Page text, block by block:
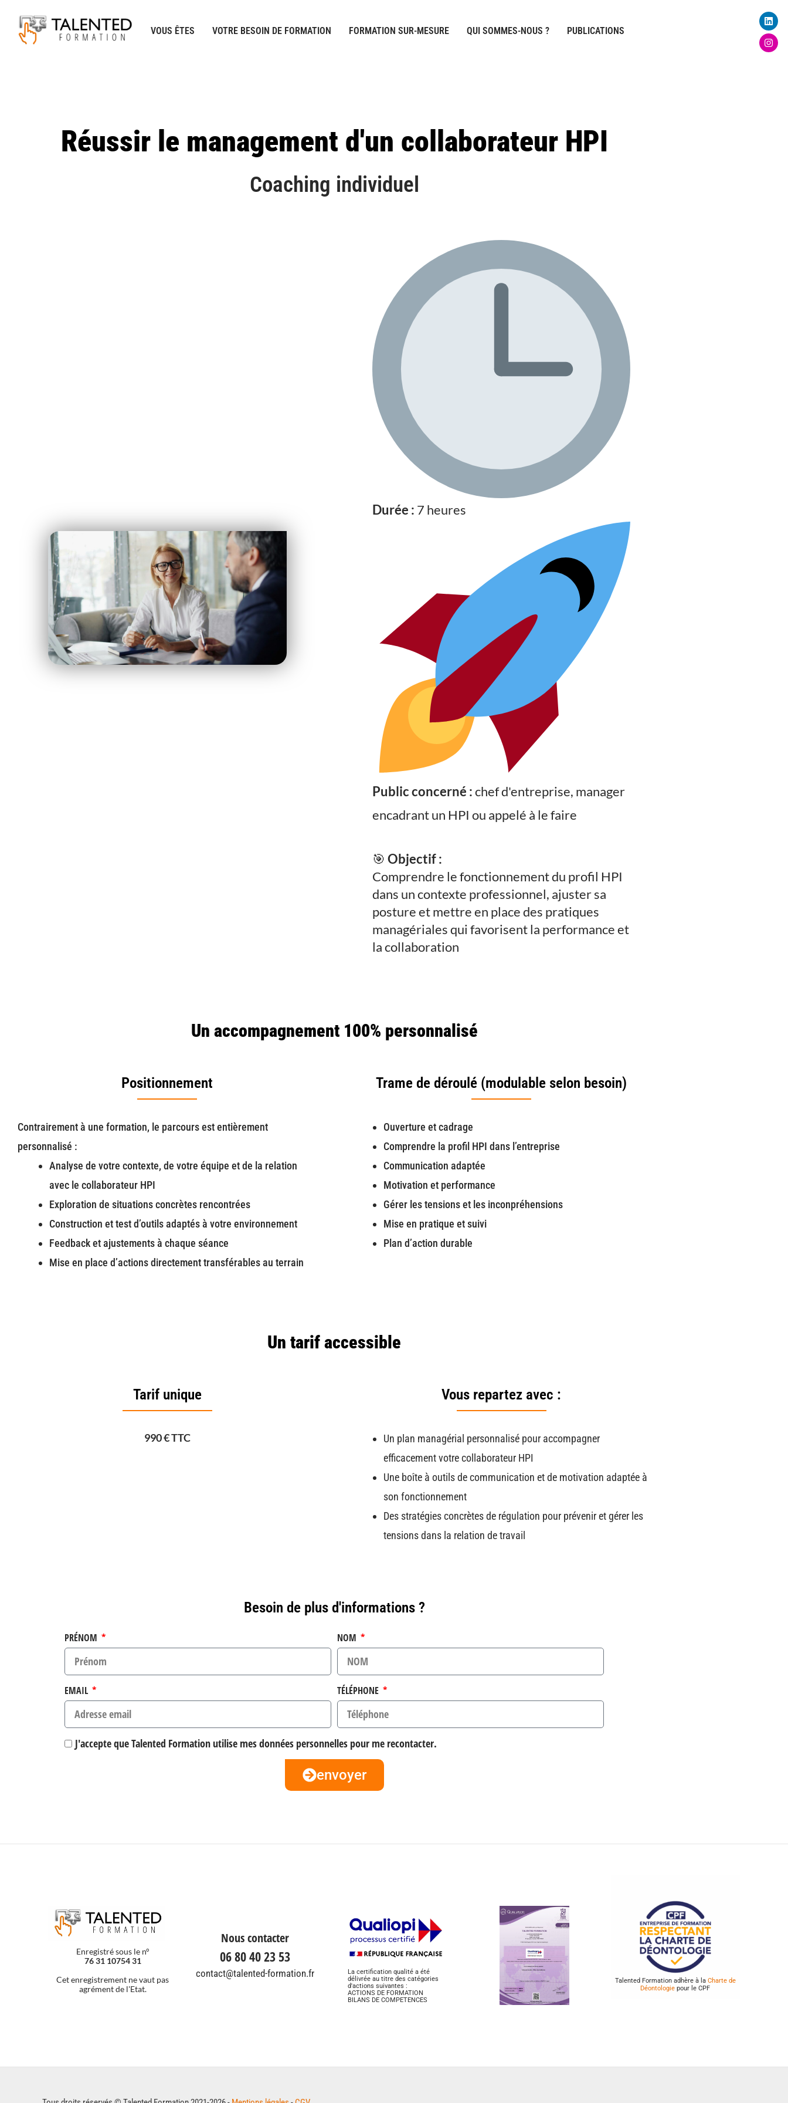
contenu
VOUS ÊTES VOTRE BESOIN DE FORMATION FORMATION SUR-MESURE QUI SOMMES-NOUS ? PUBLICATIONS
Réussir le management d'un collaborateur HPI
Coaching individuel
Durée : 7 heures
Public concerné :chef d'entreprise, manager
encadrant un HPI ou appelé à le faire
🎯 Objectif :
Comprendre le fonctionnement du profil HPI
dans un contexte professionnel, ajuster sa
posture et mettre en place des pratiques
managériales qui favorisent la performance et
la collaboration
Un accompagnement 100% personnalisé
Positionnement
Contrairement à une formation, le parcours est entièrement
personnalisé :
Analyse de votre contexte, de votre équipe et de la relation
avec le collaborateur HPI
Exploration de situations concrètes rencontrées
Construction et test d’outils adaptés à votre environnement
Feedback et ajustements à chaque séance
Mise en place d’actions directement transférables au terrain
Trame de déroulé (modulable selon besoin)
Ouverture et cadrage
Comprendre la profil HPI dans l’entreprise
Communication adaptée
Motivation et performance
Gérer les tensions et les inconpréhensions
Mise en pratique et suivi
Plan d’action durable
Un tarif accessible
Tarif unique
990 € TTC
Vous repartez avec :
Un plan managérial personnalisé pour accompagner
efficacement votre collaborateur HPI
Une boîte à outils de communication et de motivation adaptée à
son fonctionnement
Des stratégies concrètes de régulation pour prévenir et gérer les
tensions dans la relation de travail
Besoin de plus d'informations ?
PRÉNOM NOM
EMAIL TÉLÉPHONE
J'accepte que Talented Formation utilise mes données personnelles pour me recontacter.
envoyer
Enregistré sous le n°
76 31 10754 31
Cet enregistrement ne vaut pas
agrément de l'Etat.
Nous contacter
06 80 40 23 53
contact@talented-formation.fr
La certification qualité a été
délivrée au titre des catégories
d'actions suivantes :
ACTIONS DE FORMATION
BILANS DE COMPETENCES
Talented Formation adhère à la Charte de
Déontologie pour le CPF